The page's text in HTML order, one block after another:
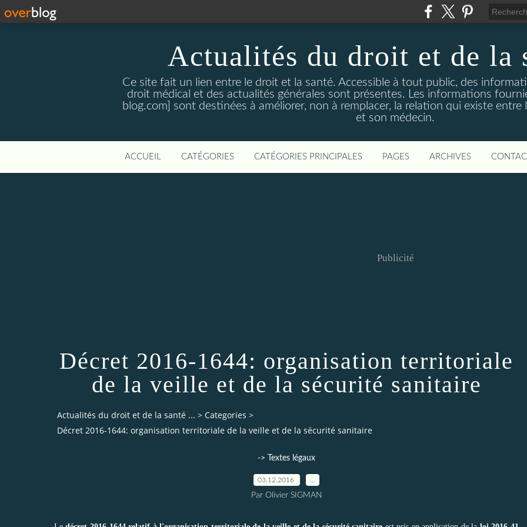
Actualités du droit et de la
Ce site fait un lien entre le droit et la santé. Accessible à tout public, des
droit médical et des actualités générales sont présentes. Les informations
blog.com] sont destinées à améliorer, non à remplacer, la relation qui existe
et son médecin.
ACCUEIL CATÉGORIES CATÉGORIES PRINCIPALES PAGES ARCHIVES
Publicité
Décret 2016-1644: organisation territoriale
de la veille et de la sécurité sanitaire
Actualités du droit et de la santé ... > Categories >
Décret 2016-1644: organisation territoriale de la veille et de la sécurité sanitaire
-> Textes légaux
03.12.2016
Par Olivier SIGMAN